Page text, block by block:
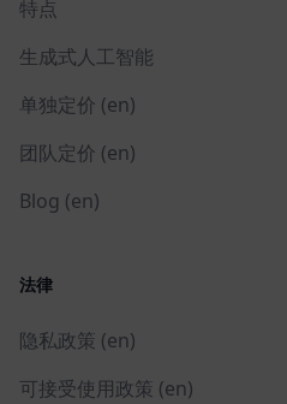
特点
生成式人工智能
单独定价 (en)
团队定价 (en)
Blog (en)
法律
隐私政策 (en)
可接受使用政策 (en)